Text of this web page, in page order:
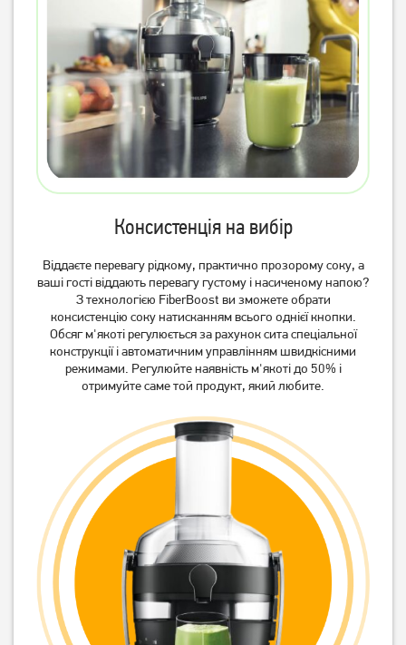
Соковитискач
центробіжний Ardesto JEG-
2 449 грн
1 959
Соковитискач шнековий
Ardesto JEG-1330S
3 149грн
2 519грн
Соковитискач Zelmer
ZJP3900 (шнекова)
Соковичавниця для
цитрусових Magio MG-188
1 339грн
Консистенція на вибір
Віддаєте перевагу рідкому, практично прозорому соку, а
ваші гості віддають перевагу густому і насиченому напою?
З технологією FiberBoost ви зможете обрати
консистенцію соку натисканням всього однієї кнопки.
Обсяг м'якоті регулюється за рахунок сита спеціальної
конструкції і автоматичним управлінням швидкісними
режимами. Регулюйте наявність м'якоті до 50% і
отримуйте саме той продукт, який любите.